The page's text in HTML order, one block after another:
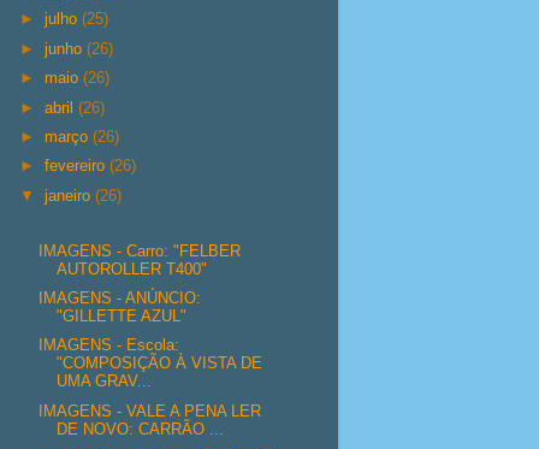
►julho(25)
►junho(26)
► maio(26)
►abril(26)
► março(26)
►fevereiro(26)
▼janeiro(26)
IMAGENS - Carro: "FELBER
AUTOROLLER T400"
IMAGENS - ANÚNCIO:
"GILLETTE AZUL"
IMAGENS - Escola:
"COMPOSIÇÃO À VISTA DE
UMA GRAV...
IMAGENS - VALE A PENA LER
DE NOVO: CARRÃO ...